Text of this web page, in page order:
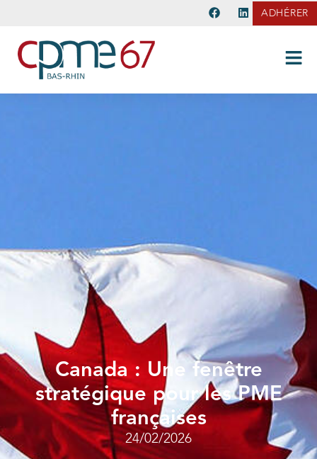
ADHÉRER
Canada : Une fenêtre
stratégique pour les PME
françaises
24/02/2026